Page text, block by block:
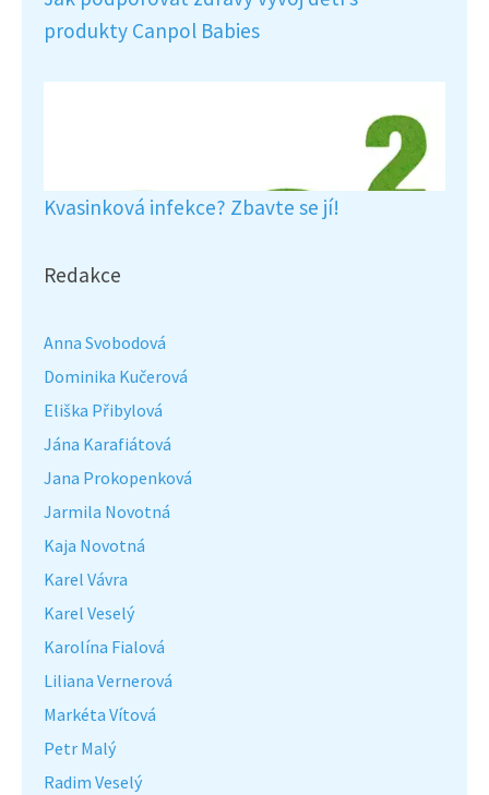
produkty Canpol Babies
Kvasinková infekce? Zbavte se jí!
Redakce
Anna Svobodová
Dominika Kučerová
Eliška Přibylová
Jána Karafiátová
Jana Prokopenková
Jarmila Novotná
Kaja Novotná
Karel Vávra
Karel Veselý
Karolína Fialová
Liliana Vernerová
Markéta Vítová
Petr Malý
Radim Veselý